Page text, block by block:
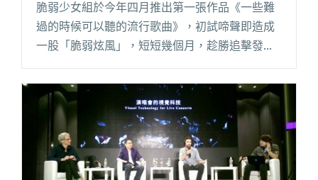
脆弱少女組於今年四月推出第一張作品《一些難
過的時候可以聽的流行歌曲》，初試啼聲即造成
一股「脆弱炫風」，短短幾個月，趁勝追擊發行
新作《去吧！夢想少女》。 收錄三首新曲〈夢想
少女〉、〈我不喜歡你的＿＿〉、〈不值得一提
的孤單〉，更收錄每次表演開頭閱讀全文 "脆弱
的花兒又開了！ 脆弱少女組推出新EP作品《去
吧！夢想少女》"